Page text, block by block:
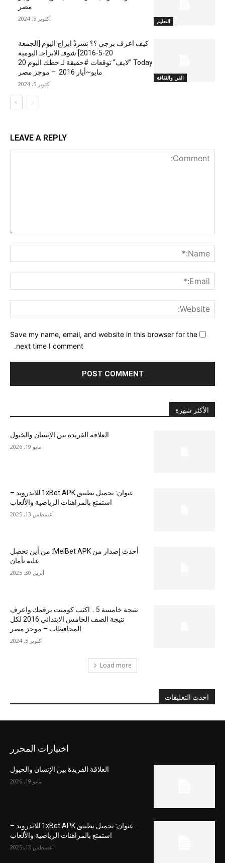
التعليم
مصر
أكتوبر 5, 2024
الفن والثقافة
كيف اعرف برجي ؟؟ نسردْ ابراج اليوم [الجمعة
20-5-2016] شوفـ الابراجـ اليومية
Today ”لايف“ توقعات #حقيقة لـ حظك اليوم 20
مايو~أيار 2016 – موجز مصر
أكتوبر 5, 2024
LEAVE A REPLY
Save my name, email, and website in this browser for the
next time I comment.
الأكثر شهرة
العلاقة الفريدة بين الإنسان والخيول
مايو 19, 2026
عنوان: تحميل تطبيق 1xBet APK للاندرويد –
استمتع بالمراهنات الرياضية والألعاب
أغسطس 13, 2025
أحدث إصدار من MelBet APK: من أين تحصل
عليه بأمان
أبريل 30, 2025
نتيجة خامسة 5 .. اكتب كومنت برقمك واعرف
نتيجة الصف الخامس الابتدائي 2016 لكل
المحافظات – موجز مصر
أكتوبر 5, 2024
Load more
احدث التعليقات
اختيارات المحرر
العلاقة الفريدة بين الإنسان والخيول
مايو 19, 2026
عنوان: تحميل تطبيق 1xBet APK للاندرويد –
استمتع بالمراهنات الرياضية والألعاب
أغسطس 13, 2025